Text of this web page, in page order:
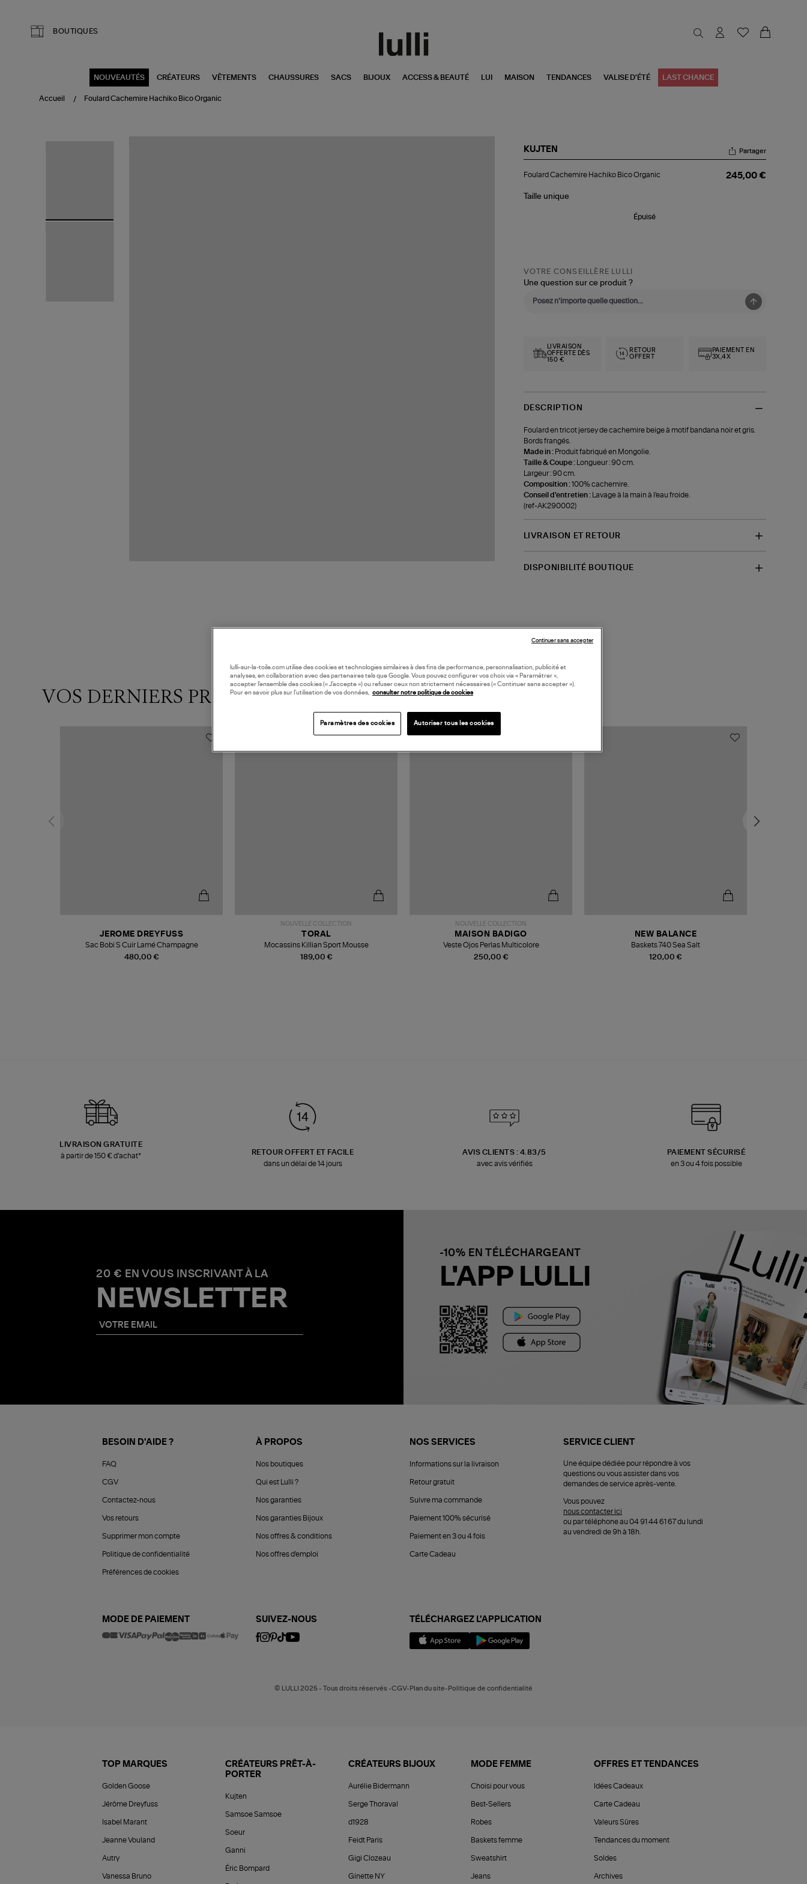
BOUTIQUES
NOUVEAUTÉS CRÉATEURS VÊTEMENTS CHAUSSURES SACS BIJOUX ACCESS & BEAUTÉ LUI MAISON TENDANCES VALISE D'ÉTÉ LAST CHANCE
Accueil Foulard Cachemire Hachiko Bico Organic
KUJTEN
Cachemire
Bico
Partager
Foulard Cachemire Hachiko Bico Organic 245,00 €
Taille unique
Épuisé
VOTRE CONSEILLÈRE LULLI
Une question sur ce produit ?
LIVRAISON
OFFERTE DÈS
150 €
RETOUR
OFFERT
PAIEMENT EN
3X,4X
DESCRIPTION
Foulard en tricot jersey de cachemire beige à motif bandana noir et gris.
Bords frangés.
Made in : Produit fabriqué en Mongolie.
Taille & Coupe :
Longueur : 90 cm.
Largeur : 90 cm.
Composition :100% cachemire.
Conseil d'entretien :
Lavage à la main à l'eau froide.
(ref-AK290002)
LIVRAISON ET RETOUR
DISPONIBILITÉ BOUTIQUE
VOS DERNIERS PRODUITS VUS
480,00 €
JEROME DREYFUSS
Sac Bobi S Cuir Lamé Champagne
NOUVELLE COLLECTION
189,00 €
TORAL
Mocassins Killian Sport Mousse
NOUVELLE COLLECTION
250,00 €
MAISON BADIGO
Veste Ojos Perlas Multicolore
120,00 €
NEW BALANCE
Baskets 740 Sea Salt
LIVRAISON GRATUITE
à partir de 150 € d'achat*
RETOUR OFFERT ET FACILE
dans un délai de 14 jours
AVIS CLIENTS : 4.83/5
avec avis vérifiés
PAIEMENT SÉCURISÉ
en 3 ou 4 fois possible
20 € EN VOUS INSCRIVANT À LA
NEWSLETTER
-10% EN TÉLÉCHARGEANT
L'APP LULLI
BESOIN D'AIDE ?
FAQ
CGV
Contactez-nous
Vos retours
Supprimer mon compte
Politique de confidentialité
Préférences de cookies
À PROPOS
Nos boutiques
Qui est Lulli ?
Nos garanties
Nos garanties Bijoux
Nos offres & conditions
Nos offres d'emploi
NOS SERVICES
Informations sur la livraison
Retour gratuit
Suivre ma commande
Paiement 100% sécurisé
Paiement en 3 ou 4 fois
Carte Cadeau
SERVICE CLIENT
Une équipe dédiée pour répondre à vos
questions ou vous assister dans vos
demandes de service après-vente.
Vous pouvez
nous contacter ici
ou par téléphone au 04 91 44 61 67 du lundi
au vendredi de 9h à 18h.
MODE DE PAIEMENT SUIVEZ-NOUS TÉLÉCHARGEZ L'APPLICATION
© LULLI 2025 - Tous droits réservés -CGV-Plan du site-Politique de confidentialité
TOP MARQUES
Golden Goose
Jérôme Dreyfuss
Isabel Marant
Jeanne Vouland
Autry
Vanessa Bruno
CRÉATEURS PRÊT-À-
PORTER
Kujten
Samsoe Samsoe
Soeur
Ganni
Éric Bompard
CRÉATEURS BIJOUX
Aurélie Bidermann
Serge Thoraval
d1928
Feidt Paris
Gigi Clozeau
Ginette NY
MODE FEMME
Choisi pour vous
Best-Sellers
Robes
Baskets femme
Sweatshirt
Jeans
OFFRES ET TENDANCES
Idées Cadeaux
Carte Cadeau
Valeurs Sûres
Tendances du moment
Soldes
Archives
lulli-sur-la-toile.com utilise des cookies et technologies similaires à des fins de performance, personnalisation, publicité et
analyses, en collaboration avec des partenaires tels que Google. Vous pouvez configurer vos choix via « Paramétrer »,
accepter l’ensemble des cookies (« J’accepte ») ou refuser ceux non strictement nécessaires (« Continuer sans accepter »).
Pour en savoir plus sur l’utilisation de vos données,
consulter notre politique de cookies
Paramètres des cookies Autoriser tous les cookies
Continuer sans accepter